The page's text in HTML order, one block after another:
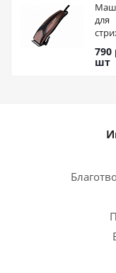
для
2113
790
шт